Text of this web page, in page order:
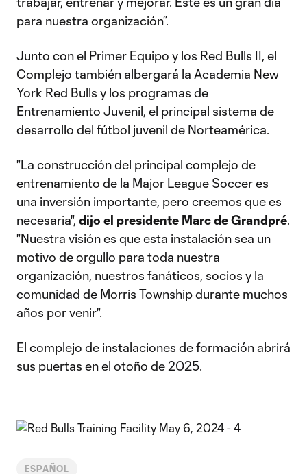
para nuestra organización”.
Junto con el Primer Equipo y los Red Bulls II, el
Complejo también albergará la Academia New
York Red Bulls y los programas de
Entrenamiento Juvenil, el principal sistema de
desarrollo del fútbol juvenil de Norteamérica.
"La construcción del principal complejo de
entrenamiento de la Major League Soccer es
una inversión importante, pero creemos que es
necesaria", dijo el presidente Marc de Grandpré.
"Nuestra visión es que esta instalación sea un
motivo de orgullo para toda nuestra
organización, nuestros fanáticos, socios y la
comunidad de Morris Township durante muchos
años por venir".
El complejo de instalaciones de formación abrirá
sus puertas en el otoño de 2025.
ESPAÑOL